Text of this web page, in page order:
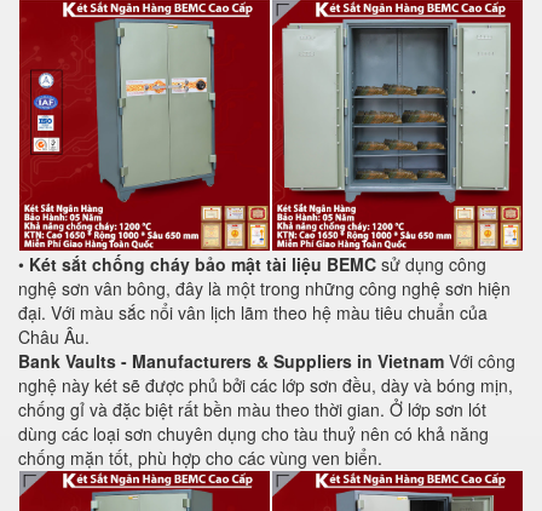
• Két sắt chống cháy bảo mật tài liệu BEMC sử dụng công
nghệ sơn vân bông, đây là một trong những công nghệ sơn hiện
đại. Với màu sắc nổi vân lịch lãm theo hệ màu tiêu chuẩn của
Châu Âu.
Bank Vaults - Manufacturers & Suppliers in Vietnam Với công
nghệ này két sẽ được phủ bởi các lớp sơn đều, dày và bóng mịn,
chống gỉ và đặc biệt rất bền màu theo thời gian. Ở lớp sơn lót
dùng các loại sơn chuyên dụng cho tàu thuỷ nên có khả năng
chống mặn tốt, phù hợp cho các vùng ven biển.